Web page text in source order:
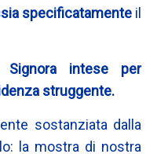
specificatamente il
intese per
struggente.
sostanziata dalla
la mostra di nostra